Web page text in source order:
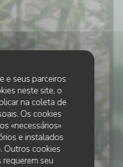
e seus parceiros
neste site, o
na coleta de
Os cookies
«necessários»
e instalados
Outros cookies
requerem seu